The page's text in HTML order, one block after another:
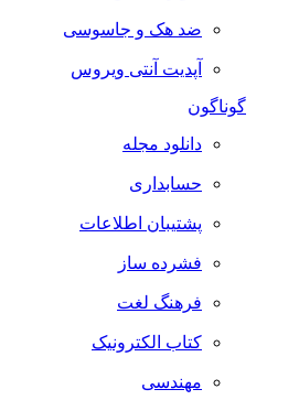
ضد هک و جاسوسی
آپدیت آنتی ویروس
دانلود مجله
حسابداری
پشتیبان اطلاعات
فشرده ساز
فرهنگ لغت
کتاب الکترونیک
مهندسی